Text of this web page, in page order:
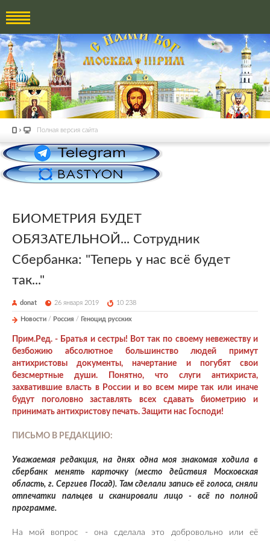
Полная версия сайта
БИОМЕТРИЯ БУДЕТ
ОБЯЗАТЕЛЬНОЙ... Сотрудник
Сбербанка: "Теперь у нас всё будет
так..."
donat 26 января 2019 10 238
Новости / Россия / Геноцид русских
Прим.Ред. - Братья и сестры! Вот так по своему невежеству и
безбожию абсолютное большинство людей примут
антихристовы документы, начертание и погубят свои
безсмертные души. Понятно, что слуги антихриста,
захватившие власть в России и во всем мире так или иначе
будут поголовно заставлять всех сдавать биометрию и
принимать антихристову печать. Защити нас Господи!
ПИСЬМО В РЕДАКЦИЮ:
Уважаемая редакция, на днях одна моя знакомая ходила в
сбербанк менять карточку (место действия Московская
область, г. Сергиев Посад). Там сделали запись её голоса, сняли
отпечатки пальцев и сканировали лицо - всё по полной
программе.
На мой вопрос - она сделала это добровольно или её